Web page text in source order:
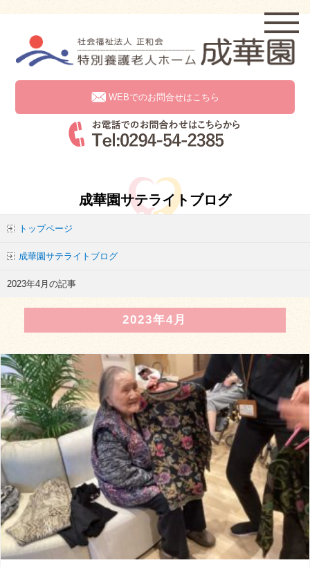
WEBでのお問合せはこちら
成華園サテライトブログ
トップページ
成華園サテライトブログ
2023年4月の記事
2023年4月